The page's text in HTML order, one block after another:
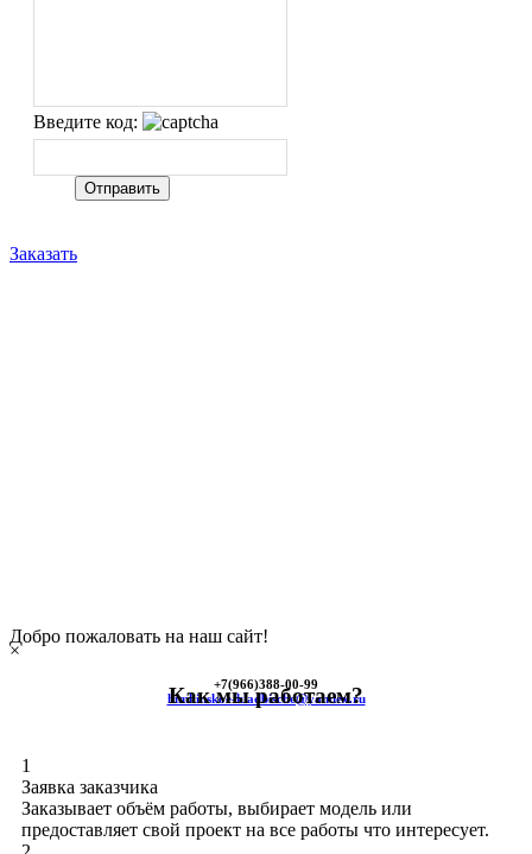
Введите код:
Заказать
Добро пожаловать на наш сайт!
+7(966)388-00-99
himkinskoe-kladbische@yandex.ru
×
Как мы работаем?
1
Заявка заказчика
Заказывает объём работы, выбирает модель или
предоставляет свой проект на все работы что интересует.